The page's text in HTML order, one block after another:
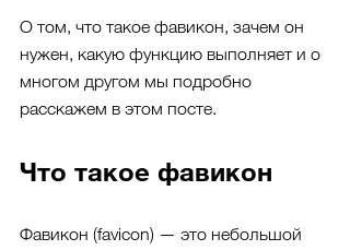
О том, что такое фавикон, зачем он
нужен, какую функцию выполняет и о
многом другом мы подробно
расскажем в этом посте.
Что такое фавикон
Фавикон (favicon) — это небольшой